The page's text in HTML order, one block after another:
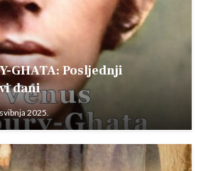
GHATA: Posljednji
dani
2025.